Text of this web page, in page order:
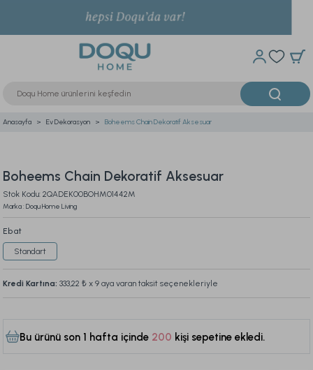
Anasayfa Ev Dekorasyon Boheems Chain Dekoratif Aksesuar
Boheems Chain Dekoratif Aksesuar
Stok Kodu: 2QADEK00BOHM01442M
Marka : Doqu Home Living
Ebat
Standart
Kredi Kartına: 333,22 ₺ x 9 aya varan taksit seçenekleriyle
Bu ürünü son 1 hafta içinde 200 kişi sepetine ekledi.